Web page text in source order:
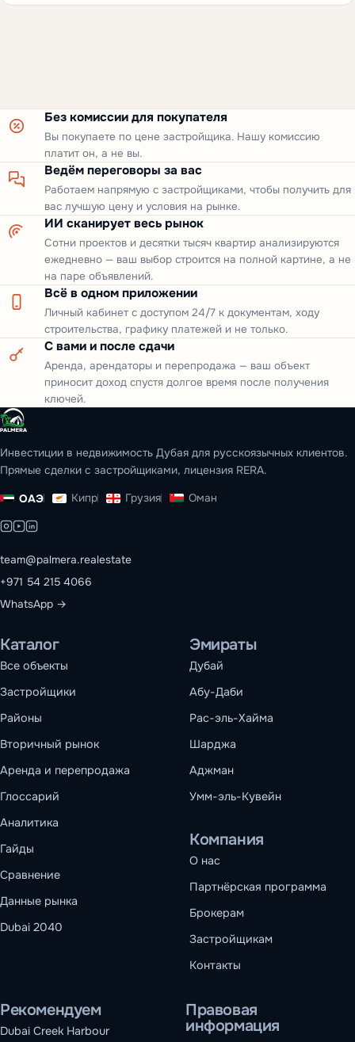
Без комиссии для покупателя
Вы покупаете по цене застройщика. Нашу комиссию
платит он, а не вы.
Ведём переговоры за вас
Работаем напрямую с застройщиками, чтобы получить для
вас лучшую цену и условия на рынке.
ИИ сканирует весь рынок
Сотни проектов и десятки тысяч квартир анализируются
ежедневно — ваш выбор строится на полной картине, а не
на паре объявлений.
Всё в одном приложении
Личный кабинет с доступом 24/7 к документам, ходу
строительства, графику платежей и не только.
С вами и после сдачи
Аренда, арендаторы и перепродажа — ваш объект
приносит доход спустя долгое время после получения
ключей.
Инвестиции в недвижимость Дубая для русскоязычных клиентов.
Прямые сделки с застройщиками, лицензия RERA.
ОАЭ Кипр Грузия Оман
team@palmera.realestate
+971 54 215 4066
WhatsApp →
Каталог
Все объекты
Застройщики
Районы
Вторичный рынок
Аренда и перепродажа
Глоссарий
Аналитика
Гайды
Сравнение
Данные рынка
Dubai 2040
Эмираты
Дубай
Абу-Даби
Рас-эль-Хайма
Шарджа
Аджман
Умм-эль-Кувейн
Компания
О нас
Партнёрская программа
Брокерам
Застройщикам
Контакты
Рекомендуем
Dubai Creek Harbour
Правовая
информация